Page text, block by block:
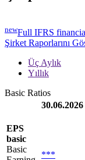
newFull IFRS
Şirket Raporlarını
Üç Aylık
Yıllık
Basic Ratios
30.06.2026
EPS
basic
Basic
***